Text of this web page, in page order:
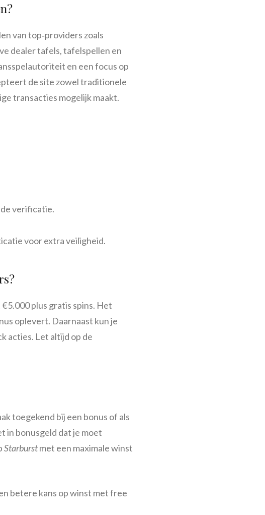
van top‑providers zoals
dealer tafels, tafelspellen en
en een focus op
de site zowel traditionele
transacties mogelijk maakt.
verificatie.
voor extra veiligheid.
plus gratis spins. Het
oplevert. Daarnaast kun je
acties. Let altijd op de
toegekend bij een bonus of als
in bonusgeld dat je moet
Starburstmet een maximale winst
betere kans op winst met free